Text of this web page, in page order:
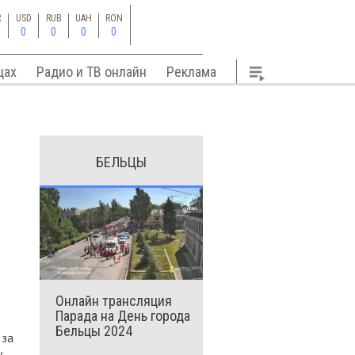
USD
0
RUB
0
UAH
0
RON
0
Радио и ТВ онлайн Реклама
БЕЛЬЦЫ
Онлайн трансляция
Парада на День города
Бельцы 2024